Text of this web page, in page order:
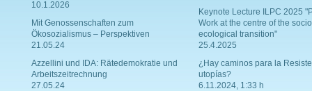
10.1.2026
Mit Genossenschaften zum
Ökosozialismus – Perspektiven
21.05.24
Azzellini und IDA: Rätedemokratie und
Arbeitszeitrechnung
27.05.24
Keynote Lecture ILPC 2025
Work at the centre of the
ecological transition"
25.4.2025
¿Hay caminos para la
utopías?
6.11.2024, 1:33 h